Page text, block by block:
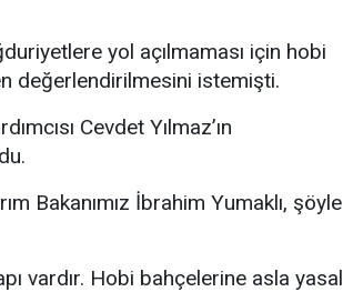
yol açılmaması için hobi
değerlendirilmesini istemişti.
Cevdet Yılmaz’ın
Bakanımız İbrahim Yumaklı, şöyle
vardır. Hobi bahçelerine asla yasal